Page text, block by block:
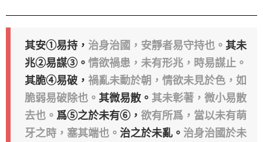
其安①易持， 治身治國，安靜者易守持也。 其未
兆②易謀③。 情欲禍患，未有形兆，時易謀止。
其脆④易破， 禍亂未動於朝，情欲未見於色，如
脆弱易破除也。 其微易散。 其未彰著，微小易散
去也。 爲⑤之於未有⑥， 欲有所爲，當以未有萌
牙之時，塞其端也。 治之於未亂。 治身治國於未